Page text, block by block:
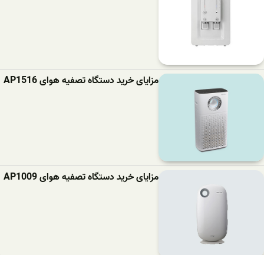
مزایای خرید دستگاه تصفیه هوای AP1516
مزایای خرید دستگاه تصفیه هوای AP1009